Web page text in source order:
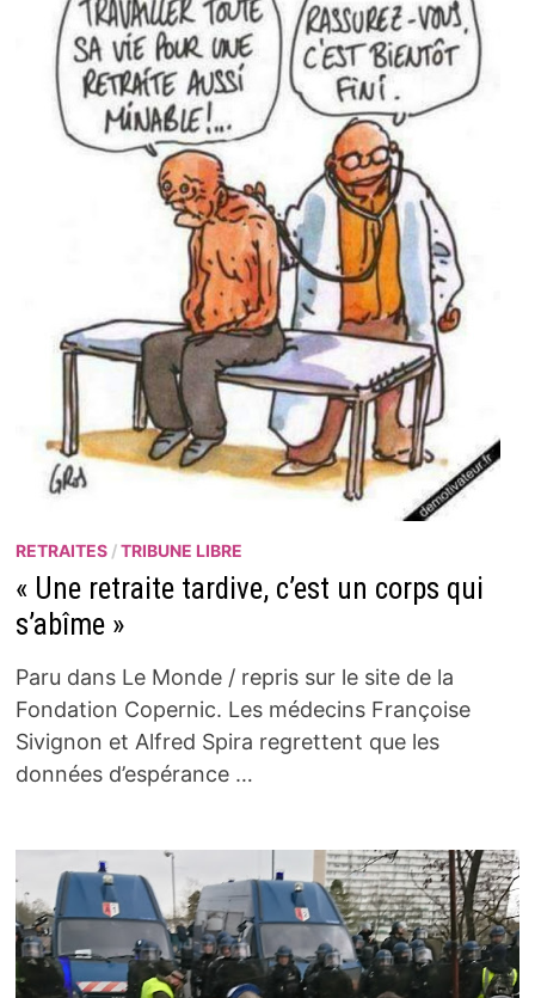
RETRAITES/TRIBUNE LIBRE
« Une retraite tardive, c’est un corps qui
s’abîme »
Paru dans Le Monde / repris sur le site de la
Fondation Copernic. Les médecins Françoise
Sivignon et Alfred Spira regrettent que les
données d’espérance …